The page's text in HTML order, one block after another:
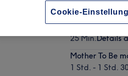
40 Min. - 1 Std.
Foot Ritual
25 Min.Details
Mother To Be
1 Std. - 1 Std.
Cookie-